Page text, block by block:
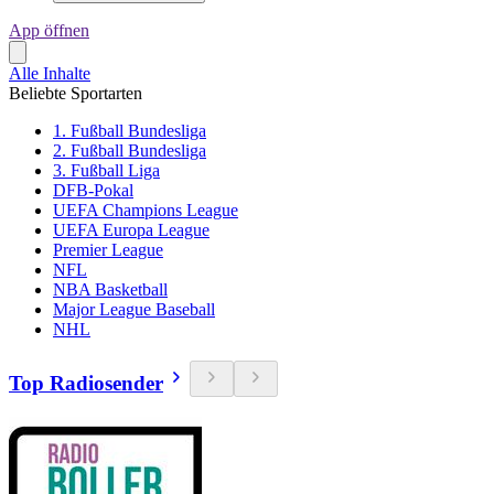
App öffnen
Alle Inhalte
Beliebte Sportarten
1. Fußball Bundesliga
2. Fußball Bundesliga
3. Fußball Liga
DFB-Pokal
UEFA Champions League
UEFA Europa League
Premier League
NFL
NBA Basketball
Major League Baseball
NHL
Top Radiosender